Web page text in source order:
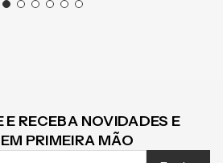
RECEBA NOVIDADES E
PRIMEIRA MÃO